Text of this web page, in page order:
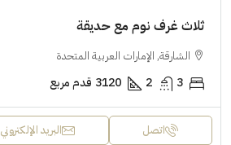
ثلاث غرف نوم مع حديقة
الشارقة, الإمارات العربية المتحدة
3
2
3120 قدم مربع
اتصل البريد الإلكتروني